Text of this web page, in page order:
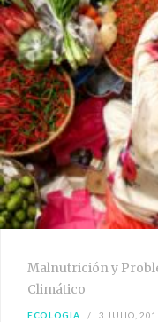
Malnutrición y
Climático
ECOLOGIA 3 JULIO,